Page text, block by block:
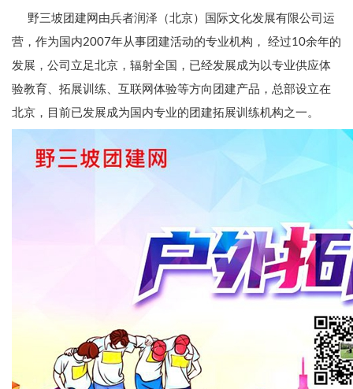
野三坡团建网由兵者润泽（北京）国际文化发展有限公司运
营，作为国内2007年从事团建活动的专业机构， 经过10余年的
发展，公司立足北京，辐射全国，已经发展成为以专业供应体
验教育、拓展训练、互联网体验等方向团建产品，总部设立在
北京，目前已发展成为国内专业的团建拓展训练机构之一。